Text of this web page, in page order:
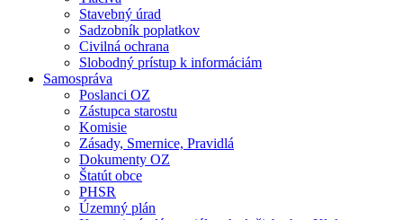
Stavebný úrad
Sadzobník poplatkov
Civilná ochrana
Slobodný prístup k informáciám
Samospráva
Poslanci OZ
Zástupca starostu
Komisie
Zásady, Smernice, Pravidlá
Dokumenty OZ
Štatút obce
PHSR
Územný plán